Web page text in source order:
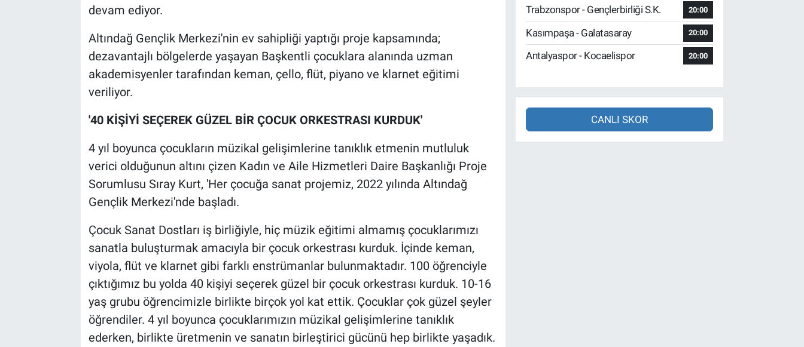
devam ediyor.
Altındağ Gençlik Merkezi'nin ev sahipliği yaptığı proje kapsamında;
dezavantajlı bölgelerde yaşayan Başkentli çocuklara alanında uzman
akademisyenler tarafından keman, çello, flüt, piyano ve klarnet eğitimi
veriliyor.
'40 KİŞİYİ SEÇEREK GÜZEL BİR ÇOCUK ORKESTRASI KURDUK'
4 yıl boyunca çocukların müzikal gelişimlerine tanıklık etmenin mutluluk
verici olduğunun altını çizen Kadın ve Aile Hizmetleri Daire Başkanlığı Proje
Sorumlusu Sıray Kurt, 'Her çocuğa sanat projemiz, 2022 yılında Altındağ
Gençlik Merkezi'nde başladı.
Çocuk Sanat Dostları iş birliğiyle, hiç müzik eğitimi almamış çocuklarımızı
sanatla buluşturmak amacıyla bir çocuk orkestrası kurduk. İçinde keman,
viyola, flüt ve klarnet gibi farklı enstrümanlar bulunmaktadır. 100 öğrenciyle
çıktığımız bu yolda 40 kişiyi seçerek güzel bir çocuk orkestrası kurduk. 10-16
yaş grubu öğrencimizle birlikte birçok yol kat ettik. Çocuklar çok güzel şeyler
öğrendiler. 4 yıl boyunca çocuklarımızın müzikal gelişimlerine tanıklık
ederken, birlikte üretmenin ve sanatın birleştirici gücünü hep birlikte yaşadık.
Trabzonspor - Gençlerbirliği S.K. 20:00
Kasımpaşa - Galatasaray 20:00
Antalyaspor - Kocaelispor 20:00
CANLI SKOR